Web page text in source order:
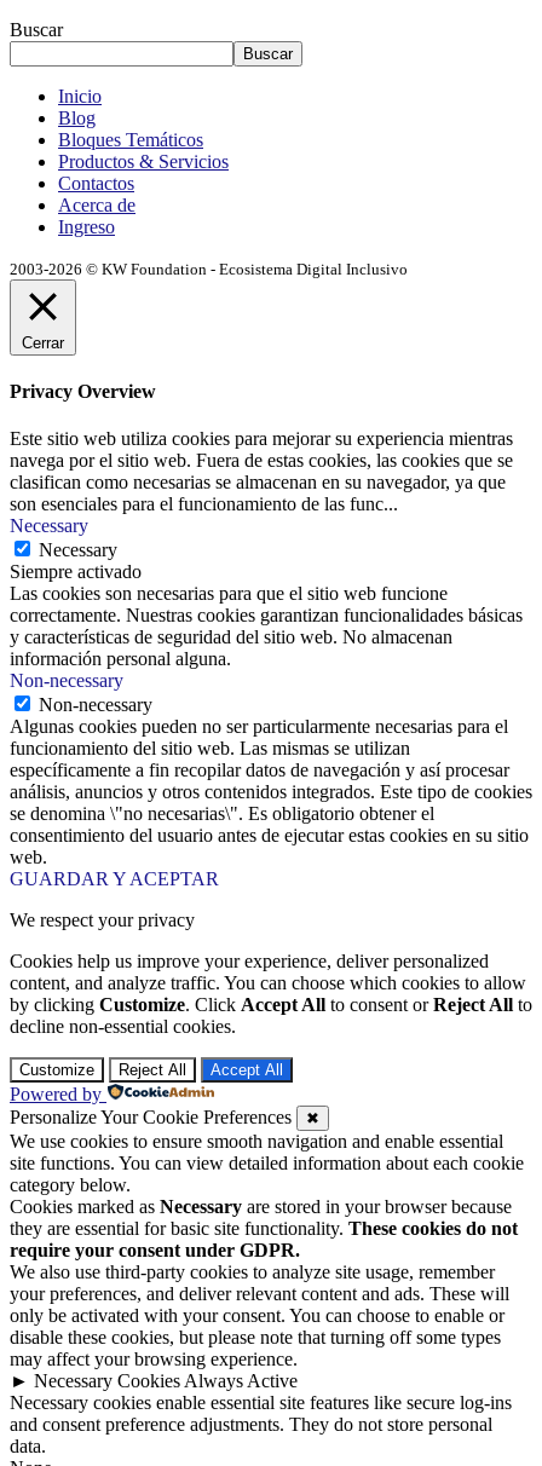
Buscar
Buscar
Inicio
Blog
Bloques Temáticos
Productos & Servicios
Contactos
Acerca de
Ingreso
2003-2026 © KW Foundation - Ecosistema Digital Inclusivo
Cerrar
Privacy Overview
Este sitio web utiliza cookies para mejorar su experiencia mientras
navega por el sitio web. Fuera de estas cookies, las cookies que se
clasifican como necesarias se almacenan en su navegador, ya que
son esenciales para el funcionamiento de las func...
Necessary
Necessary
Siempre activado
Las cookies son necesarias para que el sitio web funcione
correctamente. Nuestras cookies garantizan funcionalidades básicas
y características de seguridad del sitio web. No almacenan
información personal alguna.
Non-necessary
Non-necessary
Algunas cookies pueden no ser particularmente necesarias para el
funcionamiento del sitio web. Las mismas se utilizan
específicamente a fin recopilar datos de navegación y así procesar
análisis, anuncios y otros contenidos integrados. Este tipo de cookies
se denomina \"no necesarias\". Es obligatorio obtener el
consentimiento del usuario antes de ejecutar estas cookies en su sitio
web.
GUARDAR Y ACEPTAR
We respect your privacy
Cookies help us improve your experience, deliver personalized
content, and analyze traffic. You can choose which cookies to allow
by clicking Customize. Click Accept All to consent orReject All to
decline non-essential cookies.
Customize Reject All Accept All
Powered by
Personalize Your Cookie Preferences
✖
We use cookies to ensure smooth navigation and enable essential
site functions. You can view detailed information about each cookie
category below.
Cookies marked as Necessary are stored in your browser because
they are essential for basic site functionality. These cookies do not
require your consent under GDPR.
We also use third-party cookies to analyze site usage, remember
your preferences, and deliver relevant content and ads. These will
only be activated with your consent. You can choose to enable or
disable these cookies, but please note that turning off some types
may affect your browsing experience.
► Necessary Cookies Always Active
Necessary cookies enable essential site features like secure log-ins
and consent preference adjustments. They do not store personal
data.